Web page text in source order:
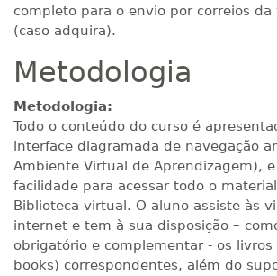
completo para o envio por correios da
(caso adquira).
Metodologia
Metodologia:
Todo o conteúdo do curso é
interface diagramada de navegação
Ambiente Virtual de Aprendizagem),
facilidade para acessar todo o
Biblioteca virtual. O aluno assiste às
internet e tem à sua disposição –
obrigatório e complementar - os livros
books) correspondentes, além do